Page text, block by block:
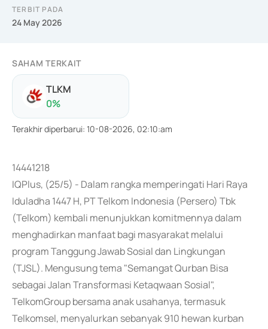
TERBIT PADA
24 May 2026
SAHAM TERKAIT
TLKM
0%
Terakhir diperbarui: 10-08-2026, 02:10:am
14441218
IQPlus, (25/5) - Dalam rangka memperingati Hari Raya
Iduladha 1447 H, PT Telkom Indonesia (Persero) Tbk
(Telkom) kembali menunjukkan komitmennya dalam
menghadirkan manfaat bagi masyarakat melalui
program Tanggung Jawab Sosial dan Lingkungan
(TJSL). Mengusung tema "Semangat Qurban Bisa
sebagai Jalan Transformasi Ketaqwaan Sosial",
TelkomGroup bersama anak usahanya, termasuk
Telkomsel, menyalurkan sebanyak 910 hewan kurban